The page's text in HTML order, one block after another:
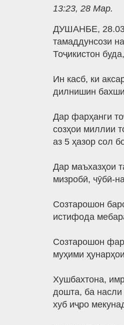
13:23, 28 Мар.
ДУШАНБЕ,
тамаддунсози
Тоҷикистон
Ин касб, ки
дилнишин
Дар фарҳанги
созҳои миллии
аз 5 ҳазор сол
Дар маъхазҳои
мизробӣ, чӯбӣ-
Созтарошон
истифода
Созтарошон
муҳими
Хушбахтона,
дошта, ба насли
хуб иҷро